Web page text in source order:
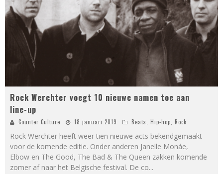
Rock Werchter voegt 10 nieuwe namen toe aan
line-up
Counter Culture 18 januari 2019 Beats, Hip-hop, Rock
Rock Werchter heeft weer tien nieuwe acts bekendgemaakt
voor de komende editie. Onder anderen Janelle Monáe,
Elbow en The Good, The Bad & The Queen zakken komende
zomer af naar het Belgische festival. De co...